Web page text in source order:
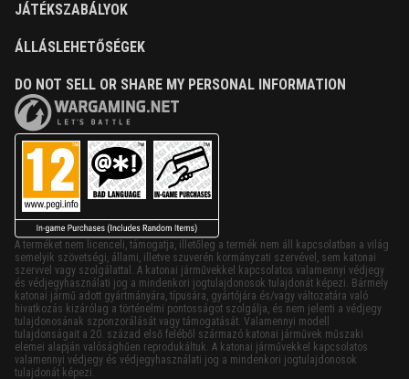
JÁTÉKSZABÁLYOK
ÁLLÁSLEHETŐSÉGEK
DO NOT SELL OR SHARE MY PERSONAL INFORMATION
A terméket nem licenceli, támogatja, illetőleg a termék nem áll kapcsolatban a világ
semelyik szövetségi, állami, illetve szuverén kormányzati szervével, sem katonai
szervvel vagy szolgálattal. A katonai járművekkel kapcsolatos valamennyi védjegy
és védjegyhasználati jog a mindenkori jogtulajdonosok tulajdonát képezi. Bármely
katonai jármű adott gyártmányára, típusára, gyártójára és/vagy változatára való
hivatkozás kizárólag a történelmi pontosságot szolgálja, és nem jelenti a védjegy
tulajdonosának szponzorálását vagy támogatását. Valamennyi modell
tulajdonságait a 20. század első feléből származó katonai járművek műszaki
elemei alapján valósághűen reprodukáltuk. A katonai járművekkel kapcsolatos
valamennyi védjegy és védjegyhasználati jog a mindenkori jogtulajdonosok
tulajdonát képezi.